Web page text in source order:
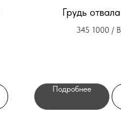
Грудь
345 1000 /
Подробнее